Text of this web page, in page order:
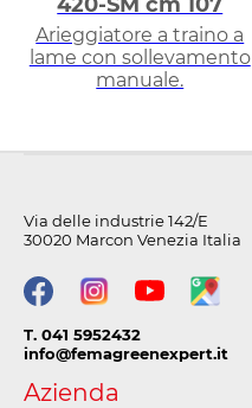
Arieggiatore a traino a
lame con sollevamento
manuale.
Via delle industrie 142/E
30020 Marcon Venezia Italia
T. 041 5952432
info@femagreenexpert.it
Azienda